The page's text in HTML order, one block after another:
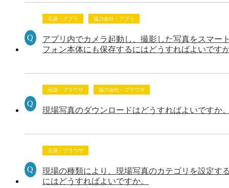
元請・アプリ 協力会社・アプリ
アプリ内でカメラ起動し、撮影した写真をスマー
フォン本体にも保存するにはどうすればよいです
元請・ブラウザ 協力会社・ブラウザ
現場写真のダウンロードはどうすればよいですか
元請・ブラウザ
現場の種類により、現場写真のカテゴリを設定す
にはどうすればよいですか。